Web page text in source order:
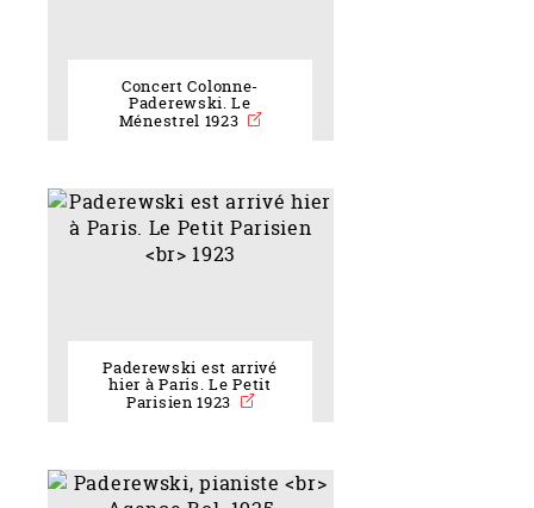
Concert Colonne-
Paderewski. Le
Ménestrel 1923
Paderewski est arrivé
hier à Paris. Le Petit
Parisien 1923